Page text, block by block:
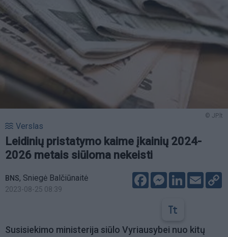
© JP.lt
Verslas
Leidinių pristatymo kaime įkainių 2024-
2026 metais siūloma nekeisti
BNS, Sniegė Balčiūnaitė
2023-08-25 08:39
FacebookMessenger
LinkedIn
Email
Susisiekimo ministerija siūlo Vyriausybei nuo kitų